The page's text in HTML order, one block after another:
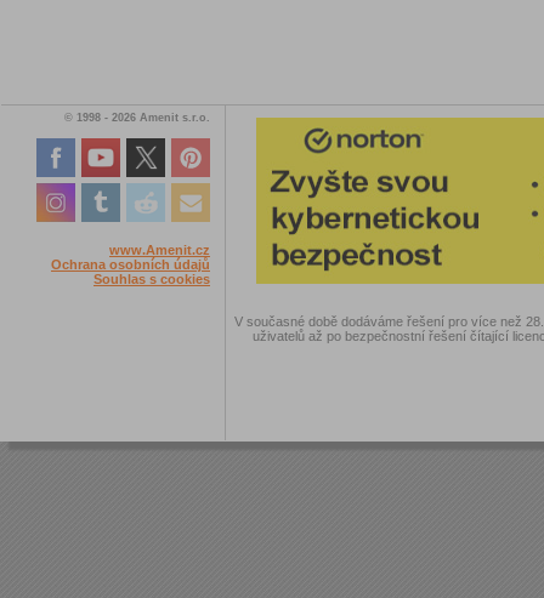
© 1998 - 2026 Amenit s.r.o.
www.Amenit.cz
Ochrana osobních údajů
Souhlas s cookies
V současné době dodáváme řešení pro více než
uživatelů až po bezpečnostní řešení čítající